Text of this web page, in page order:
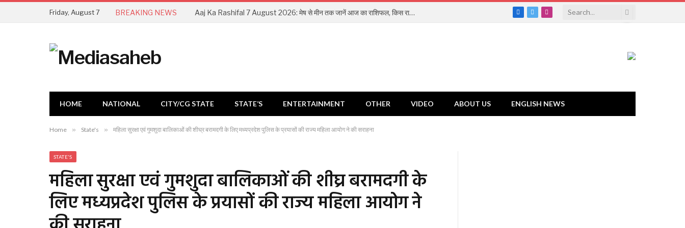
Friday, August 7 BREAKING NEWS Aaj Ka Rashifal 7 August 2026: मेष से मीन तक जानें आज का राशिफल, किस राशि को मिलेगा धन लाभ और किसे रहना होगा सतर्क
Facebook
TwitterInstagram
HOME NATIONAL CITY/CG STATE STATE’S ENTERTAINMENT OTHER VIDEO ABOUT US ENGLISH NEWS
Home » State's » महिला सुरक्षा एवं गुमशुदा बालिकाओं की शीघ्र बरामदगी के लिए मध्यप्रदेश पुलिस के प्रयासों की राज्य महिला आयोग ने की सराहना
STATE'S
महिला सुरक्षा एवं गुमशुदा बालिकाओं की शीघ्र बरामदगी के
लिए मध्यप्रदेश पुलिस के प्रयासों की राज्य महिला आयोग ने